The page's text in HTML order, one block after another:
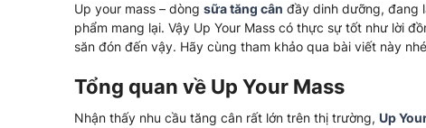
Up your mass – dòng sữa tăng cân đầy dinh dưỡng, đang
phẩm mang lại. Vậy Up Your Mass có thực sự tốt như lời
săn đón đến vậy. Hãy cùng tham khảo qua bài viết này
Tổng quan về Up Your Mass
Nhận thấy nhu cầu tăng cân rất lớn trên thị trường, Up